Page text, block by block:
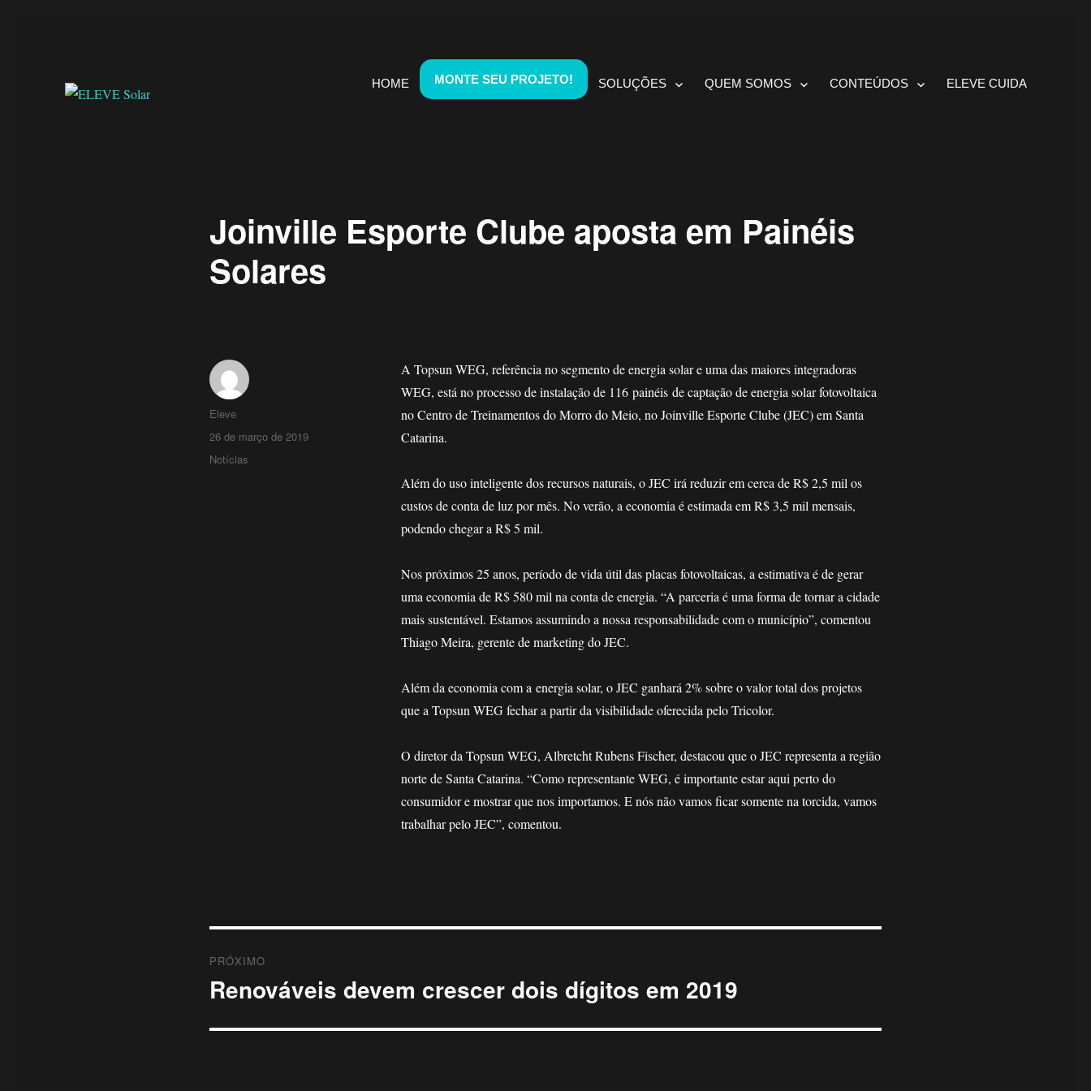
HOME MONTE SEU PROJETO! SOLUÇÕES QUEM SOMOS CONTEÚDOS ELEVE CUIDA
Joinville Esporte Clube aposta em Painéis
Solares
A Topsun WEG, referência no segmento de energia solar e uma das maiores integradoras
WEG, está no processo de instalação de 116 painéis de captação de energia solar fotovoltaica
no Centro de Treinamentos do Morro do Meio, no Joinville Esporte Clube (JEC) em Santa
Catarina.
Além do uso inteligente dos recursos naturais, o JEC irá reduzir em cerca de R$ 2,5 mil os
custos de conta de luz por mês. No verão, a economia é estimada em R$ 3,5 mil mensais,
podendo chegar a R$ 5 mil.
Nos próximos 25 anos, período de vida útil das placas fotovoltaicas, a estimativa é de gerar
uma economia de R$ 580 mil na conta de energia. “A parceria é uma forma de tornar a cidade
mais sustentável. Estamos assumindo a nossa responsabilidade com o município”, comentou
Thiago Meira, gerente de marketing do JEC.
Além da economia com a energia solar, o JEC ganhará 2% sobre o valor total dos projetos
que a Topsun WEG fechar a partir da visibilidade oferecida pelo Tricolor.
O diretor da Topsun WEG, Albretcht Rubens Fischer, destacou que o JEC representa a região
norte de Santa Catarina. “Como representante WEG, é importante estar aqui perto do
consumidor e mostrar que nos importamos. E nós não vamos ficar somente na torcida, vamos
trabalhar pelo JEC”, comentou.
Eleve
26 de março de 2019
Notícias
PRÓXIMO
Renováveis devem crescer dois dígitos em 2019